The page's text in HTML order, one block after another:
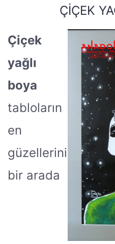
ÇIÇEK
Çiçek
yağlı
boya
tabloların
en
güzellerini
bir arada